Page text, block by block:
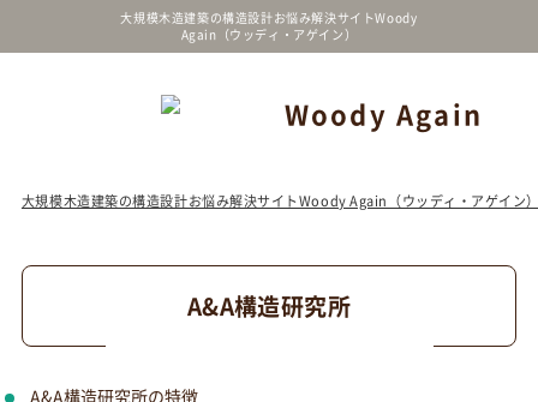
大規模木造建築の構造設計お悩み解決サイトWoody
Again（ウッディ・アゲイン）
大規模木造建築の構造設計お悩み解決サイトWoody Again（ウッディ・アゲイン
A&A構造研究所
A&A構造研究所の特徴